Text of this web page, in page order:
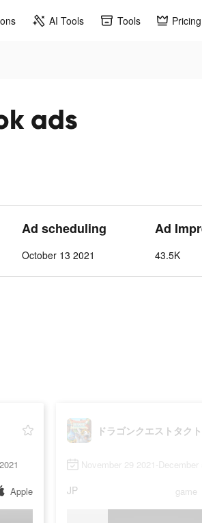
AI Tools Tools Pricing
ads
Ad scheduling
October 13 2021
Ad
43.5K
Apple
ドラゴンクエストタクト
November 29 2021-December
JP game